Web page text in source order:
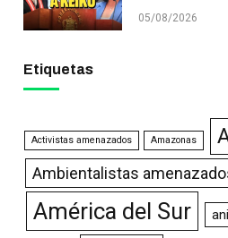
05/08/2026
Etiquetas
Activistas amenazados Amazonas
Ambientalistas
América del Sur